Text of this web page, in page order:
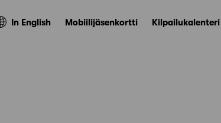
In English Mobiilijäsenkortti Kilpailukalenteri